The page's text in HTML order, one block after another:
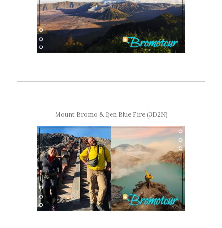
Mount Bromo & Ijen Blue Fire (3D2N)